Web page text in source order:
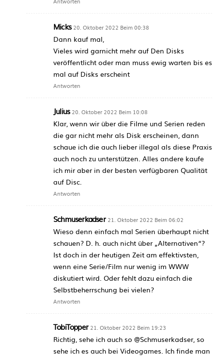
Micks 20. Oktober 2022 Beim 00:38
Dann kauf mal,
Vieles wird garnicht mehr auf Den Disks
veröffentlicht oder man muss ewig warten bis es
mal auf Disks erscheint
Antworten
Julius 20. Oktober 2022 Beim 10:08
Klar, wenn wir über die Filme und Serien reden
die gar nicht mehr als Disk erscheinen, dann
schaue ich die auch lieber illegal als diese Praxis
auch noch zu unterstützen. Alles andere kaufe
ich mir aber in der besten verfügbaren Qualität
auf Disc.
Antworten
Schmuserkadser 21. Oktober 2022 Beim 06:02
Wieso denn einfach mal Serien überhaupt nicht
schauen? D. h. auch nicht über „Alternativen“?
Ist doch in der heutigen Zeit am effektivsten,
wenn eine Serie/Film nur wenig im WWW
diskutiert wird. Oder fehlt dazu einfach die
Selbstbeherrschung bei vielen?
Antworten
TobiTopper 21. Oktober 2022 Beim 19:23
Richtig, sehe ich auch so @Schmuserkadser, so
sehe ich es auch bei Videogames. Ich finde man